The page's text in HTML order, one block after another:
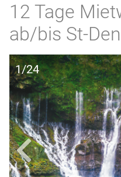
12 Tage
ab/bis St-
1/24